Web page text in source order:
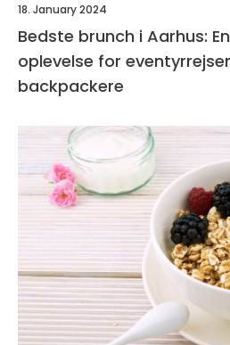
18. January 2024
Bedste brunch i Aarhus:
oplevelse for
backpackere